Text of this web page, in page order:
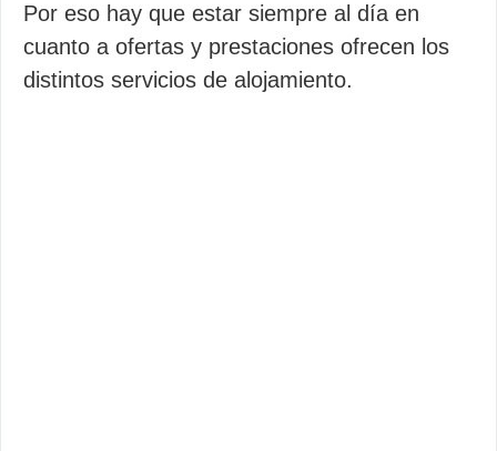
Por eso hay que estar siempre al día en
cuanto a ofertas y prestaciones ofrecen los
distintos servicios de alojamiento.